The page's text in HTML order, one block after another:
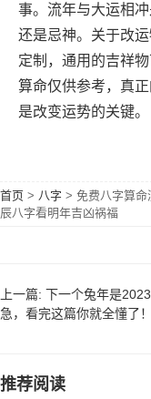
事。流年与大运相
还是忌神。关于改
定制，通用的吉祥
算命仅供参考，真
是改变运势的关键。
首页 > 八字 > 免费八字算命
辰八字看明年吉凶祸福
上一篇: 下一个兔年是
急，看完这篇你就全懂了！
推荐阅读